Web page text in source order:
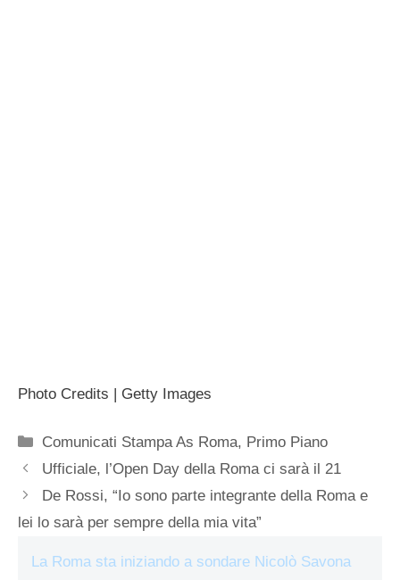
Photo Credits | Getty Images
Categorie
Comunicati Stampa As Roma, Primo Piano
Ufficiale, l’Open Day della Roma ci sarà il 21
De Rossi, “Io sono parte integrante della Roma e
lei lo sarà per sempre della mia vita”
La Roma sta iniziando a sondare Nicolò Savona